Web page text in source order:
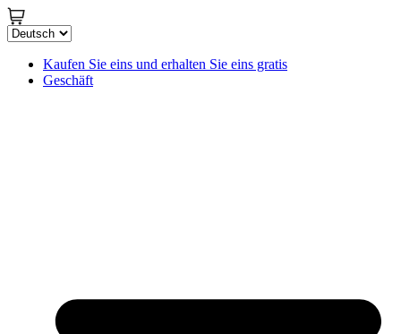
Kaufen Sie eins und erhalten Sie eins gratis
Geschäft